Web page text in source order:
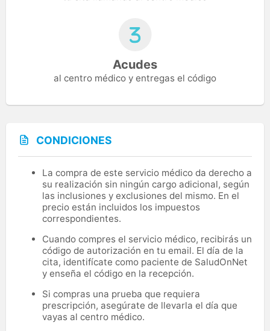
Acudes
al centro médico y entregas el código
CONDICIONES
La compra de este servicio médico da derecho a
su realización sin ningún cargo adicional, según
las inclusiones y exclusiones del mismo. En el
precio están incluidos los impuestos
correspondientes.
Cuando compres el servicio médico, recibirás un
código de autorización en tu email. El día de la
cita, identifícate como paciente de SaludOnNet
y enseña el código en la recepción.
Si compras una prueba que requiera
prescripción, asegúrate de llevarla el día que
vayas al centro médico.